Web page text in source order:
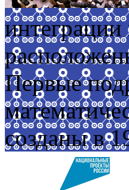
Первые
созданы в